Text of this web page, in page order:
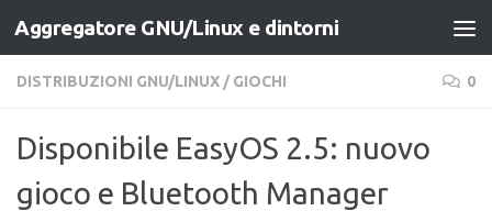
Salta al contenuto
Aggregatore GNU/Linux e dintorni
DISTRIBUZIONI GNU/LINUX / GIOCHI 0
Disponibile EasyOS 2.5: nuovo
gioco e Bluetooth Manager